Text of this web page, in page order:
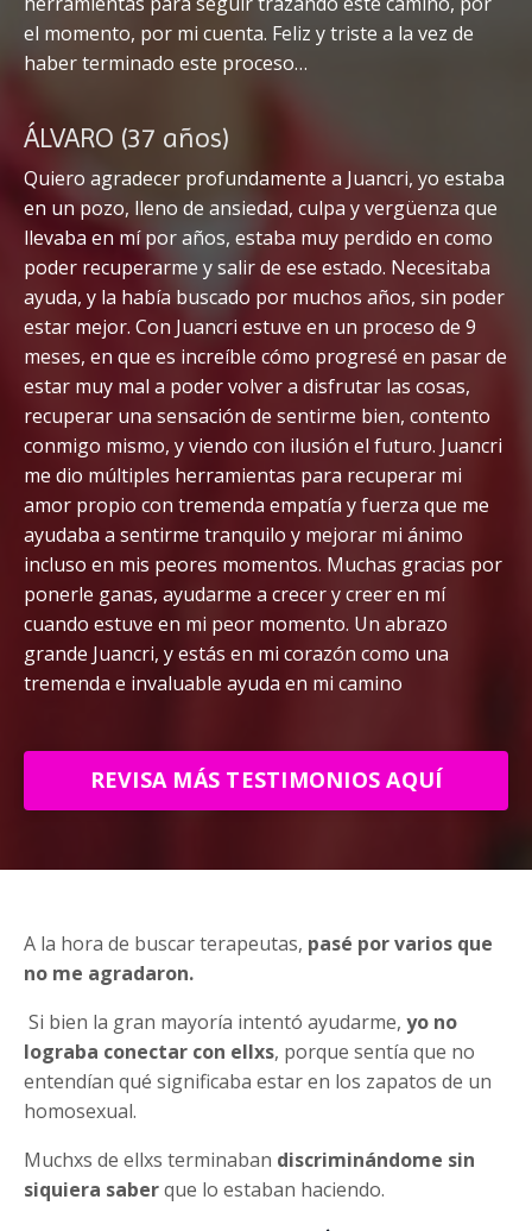
el momento, por mi cuenta. Feliz y triste a la vez de
haber terminado este proceso…
ÁLVARO (37 años)
Quiero agradecer profundamente a Juancri, yo estaba
en un pozo, lleno de ansiedad, culpa y vergüenza que
llevaba en mí por años, estaba muy perdido en como
poder recuperarme y salir de ese estado. Necesitaba
ayuda, y la había buscado por muchos años, sin poder
estar mejor. Con Juancri estuve en un proceso de 9
meses, en que es increíble cómo progresé en pasar de
estar muy mal a poder volver a disfrutar las cosas,
recuperar una sensación de sentirme bien, contento
conmigo mismo, y viendo con ilusión el futuro. Juancri
me dio múltiples herramientas para recuperar mi
amor propio con tremenda empatía y fuerza que me
ayudaba a sentirme tranquilo y mejorar mi ánimo
incluso en mis peores momentos. Muchas gracias por
ponerle ganas, ayudarme a crecer y creer en mí
cuando estuve en mi peor momento. Un abrazo
grande Juancri, y estás en mi corazón como una
tremenda e invaluable ayuda en mi camino
REVISA MÁS TESTIMONIOS AQUÍ
A la hora de buscar terapeutas, pasé por varios que
no me agradaron.
Si bien la gran mayoría intentó ayudarme, yo no
lograba conectar con ellxs, porque sentía que no
entendían qué significaba estar en los zapatos de un
homosexual.
Muchxs de ellxs terminaban discriminándome sin
siquiera saberque lo estaban haciendo.